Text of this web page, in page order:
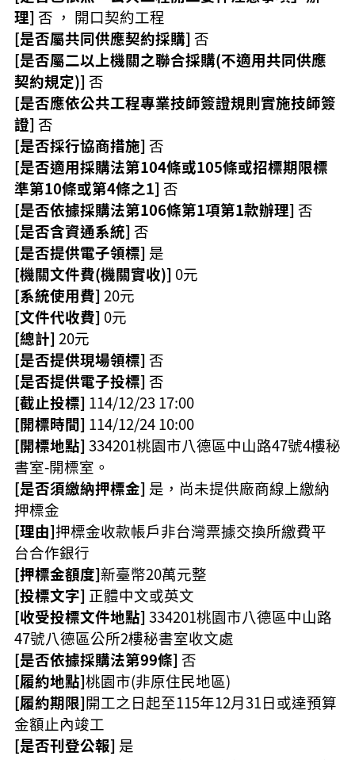
理] 否 ， 開口契約工程
[是否屬共同供應契約採購] 否
[是否屬二以上機關之聯合採購(不適用共同供應
契約規定)] 否
[是否應依公共工程專業技師簽證規則實施技師簽
證] 否
[是否採行協商措施] 否
[是否適用採購法第104條或105條或招標期限標
準第10條或第4條之1] 否
[是否依據採購法第106條第1項第1款辦理] 否
[是否含資通系統] 否
[是否提供電子領標] 是
[機關文件費(機關實收)] 0元
[系統使用費] 20元
[文件代收費] 0元
[總計] 20元
[是否提供現場領標] 否
[是否提供電子投標] 否
[截止投標] 114/12/23 17:00
[開標時間] 114/12/24 10:00
[開標地點] 334201桃園市八德區中山路47號4樓秘
書室-開標室。
[是否須繳納押標金] 是，尚未提供廠商線上繳納
押標金
[理由]押標金收款帳戶非台灣票據交換所繳費平
台合作銀行
[押標金額度]新臺幣20萬元整
[投標文字] 正體中文或英文
[收受投標文件地點] 334201桃園市八德區中山路
47號八德區公所2樓秘書室收文處
[是否依據採購法第99條] 否
[履約地點]桃園市(非原住民地區)
[履約期限]開工之日起至115年12月31日或達預算
金額止內竣工
[是否刊登公報] 是